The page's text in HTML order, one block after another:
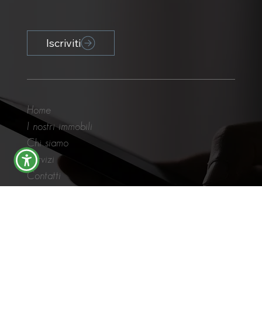
Iscriviti
Home
I nostri immobili
Chi siamo
Servizi
Contatti